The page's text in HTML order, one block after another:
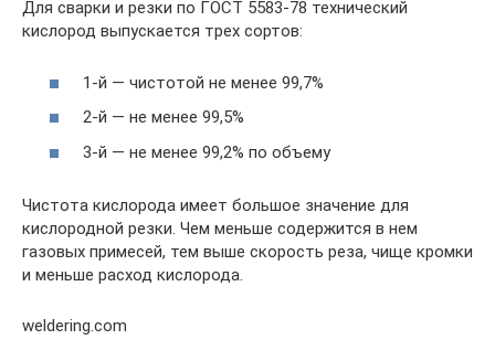
Для сварки и резки по ГОСТ 5583-78 технический
кислород выпускается трех сортов:
1-й — чистотой не менее 99,7%
2-й — не менее 99,5%
3-й — не менее 99,2% по объему
Чистота кислорода имеет большое значение для
кислородной резки. Чем меньше содержится в нем
газовых примесей, тем выше скорость реза, чище кромки
и меньше расход кислорода.
weldering.com